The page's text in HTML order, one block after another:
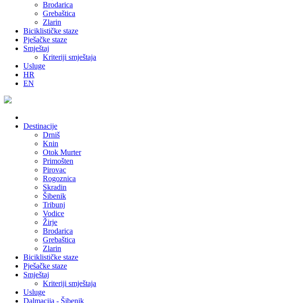
Brodarica
Grebaštica
Zlarin
Biciklističke staze
Pješačke staze
Smještaj
Kriteriji smještaja
Usluge
HR
EN
Destinacije
Drniš
Knin
Otok Murter
Primošten
Pirovac
Rogoznica
Skradin
Šibenik
Tribunj
Vodice
Žirje
Brodarica
Grebaštica
Zlarin
Biciklističke staze
Pješačke staze
Smještaj
Kriteriji smještaja
Usluge
Dalmacija - Šibenik